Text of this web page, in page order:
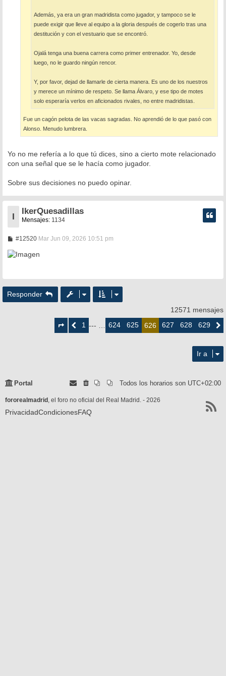
Además, ya era un gran madridista como jugador, y tampoco se le
puede exigir que lleve al equipo a la gloria después de cogerlo tras una
destitución y con el vestuario que se encontró.
Ojalá tenga una buena carrera como primer entrenador. Yo, desde
luego, no le guardo ningún rencor.
Y, por favor, dejad de llamarle de cierta manera. Es uno de los nuestros
y merece un mínimo de respeto. Se llama Álvaro, y ese tipo de motes
solo esperaría verlos en aficionados rivales, no entre madridistas.
Fue un cagón pelota de las vacas sagradas. No aprendió de lo que pasó con
Alonso. Menudo lumbrera.
Yo no me refería a lo que tú dices, sino a cierto mote relacionado
con una señal que se le hacía como jugador.
Sobre sus decisiones no puedo opinar.
I
IkerQuesadillas
Mensajes: 1134
#12520M
n
s
e
Mar Jun 09, 2026 10:51 pm
Responder
12571 mensajes
deAnterior
1 --- … 624 625 626 627 628 629
Ir a
Portal Todos los horarios son UTC+02:00
fororealmadrid , el foro no oficial del Real Madrid. - 2026
PrivacidadCondicionesFAQ